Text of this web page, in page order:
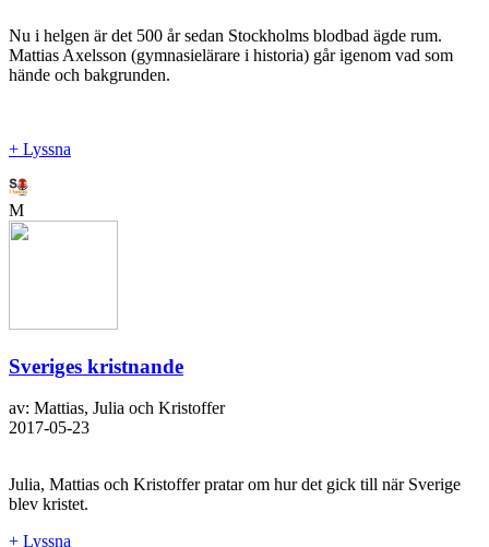
Nu i helgen är det 500 år sedan Stockholms blodbad ägde rum.
Mattias Axelsson (gymnasielärare i historia) går igenom vad som
hände och bakgrunden.
+ Lyssna
M
Sveriges kristnande
av: Mattias, Julia och Kristoffer
2017-05-23
Julia, Mattias och Kristoffer pratar om hur det gick till när Sverige
blev kristet.
+ Lyssna